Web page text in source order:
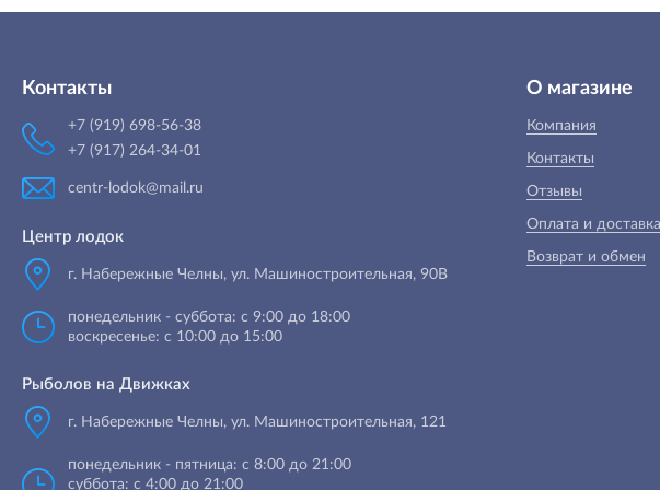
Контакты
+7 (919) 698-56-38
+7 (917) 264-34-01
centr-lodok@mail.ru
Центр лодок
г. Набережные Челны, ул. Машиностроительная, 90B
понедельник - суббота: с 9:00 до 18:00
воскресенье: с 10:00 до 15:00
Рыболов на Движках
г. Набережные Челны, ул. Машиностроительная, 121
понедельник - пятница: с 8:00 до 21:00
суббота: с 4:00 до 21:00
О магазине
Компания
Контакты
Отзывы
Оплата и доставка
Возврат и обмен